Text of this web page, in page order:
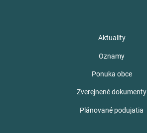
Aktuality
Oznamy
Ponuka obce
Zverejnené dokumenty
Plánované podujatia